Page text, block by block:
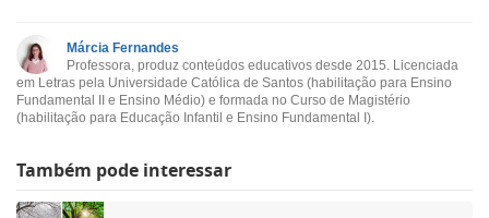
Márcia Fernandes
Professora, produz conteúdos educativos desde 2015. Licenciada
em Letras pela Universidade Católica de Santos (habilitação para Ensino
Fundamental II e Ensino Médio) e formada no Curso de Magistério
(habilitação para Educação Infantil e Ensino Fundamental I).
Também pode interessar